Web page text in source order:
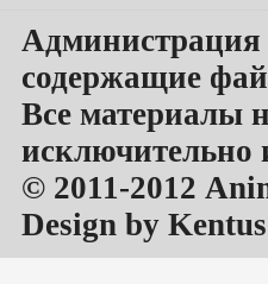
Администрация
содержащие
Все материалы
исключительно
© 2011-2012
Design by Kentus